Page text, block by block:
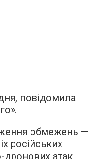
повідомила
обмежень —
російських
дронових атак